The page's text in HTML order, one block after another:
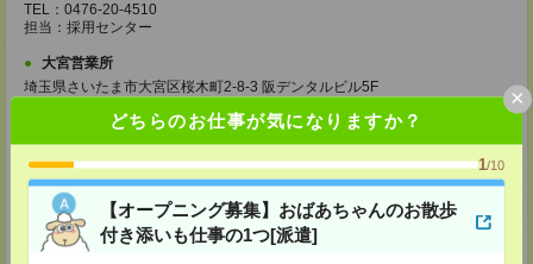
どちらのお仕事が気になりますか？
1/10
【オープニング募集】おばあちゃんのお散歩
付き添いも仕事の1つ[派遣]
×
TEL：0476-20-4510
担当：採用センター
大宮営業所
埼玉県さいたま市大宮区桜木町2-8-3 阪デンタルビル5F
担当：採用センター
東松山営業所
埼玉県松山市箭弓町1-6-1 ZONA1 3F
※川越営業所もあり…埼玉県川越市脇田本町11-1 川越シティービル6F
TEL：0493-21-4510
担当：採用センター